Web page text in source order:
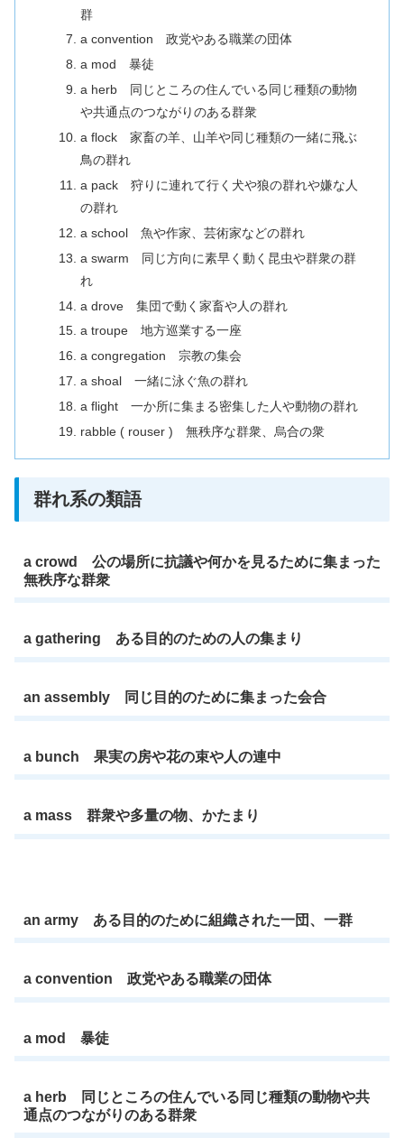
群
a convention 政党やある職業の団体
a mod 暴徒
a herb 同じところの住んでいる同じ種類の動物
や共通点のつながりのある群衆
a flock 家畜の羊、山羊や同じ種類の一緒に飛ぶ
鳥の群れ
a pack 狩りに連れて行く犬や狼の群れや嫌な人
の群れ
a school 魚や作家、芸術家などの群れ
a swarm 同じ方向に素早く動く昆虫や群衆の群
れ
a drove 集団で動く家畜や人の群れ
a troupe 地方巡業する一座
a congregation 宗教の集会
a shoal 一緒に泳ぐ魚の群れ
a flight 一か所に集まる密集した人や動物の群れ
rabble ( rouser ) 無秩序な群衆、烏合の衆
群れ系の類語
a crowd 公の場所に抗議や何かを見るために集まった
無秩序な群衆
a gathering ある目的のための人の集まり
an assembly 同じ目的のために集まった会合
a bunch 果実の房や花の束や人の連中
a mass 群衆や多量の物、かたまり
an army ある目的のために組織された一団、一群
a convention 政党やある職業の団体
a mod 暴徒
a herb 同じところの住んでいる同じ種類の動物や共
通点のつながりのある群衆